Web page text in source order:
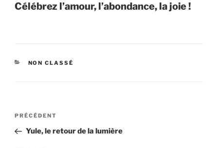
Célébrez l’amour, l’abondance, la joie !
CATÉGORIES
NON CLASSÉ
Navigation
l’article
Article
précédent
PRÉCÉDENT
Yule, le retour de la lumière